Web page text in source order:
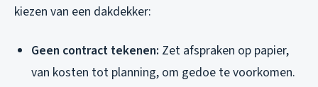
kiezen van een dakdekker:
Geen contract tekenen: Zet afspraken op papier,
van kosten tot planning, om gedoe te voorkomen.